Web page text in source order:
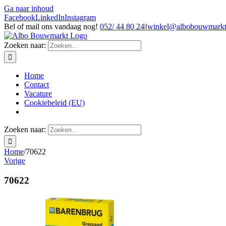
Ga naar inhoud
FacebookLinkedInInstagram
Bel of mail ons vandaag nog! 052/ 44 80 24||
Zoeken naar:
Home
Contact
Vacature
Cookiebeleid (EU)
Zoeken naar:
Home/70622
Vorige
70622